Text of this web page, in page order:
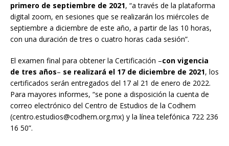
primero de septiembre de 2021, “a través de la plataforma
digital zoom, en sesiones que se realizarán los miércoles de
septiembre a diciembre de este año, a partir de las 10 horas,
con una duración de tres o cuatro horas cada sesión”.
El examen final para obtener la Certificación –con vigencia
de tres años– se realizará el 17 de diciembre de 2021, los
certificados serán entregados del 17 al 21 de enero de 2022.
Para mayores informes, “se pone a disposición la cuenta de
correo electrónico del Centro de Estudios de la Codhem
(centro.estudios@codhem.org.mx) y la línea telefónica 722 236
16 50”.